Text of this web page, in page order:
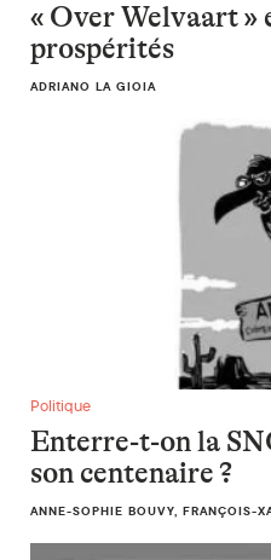
« Over Welvaart »
prospérités
ADRIANO LA GIOIA
Enterre-t-on la SNCB à
Politique
Enterre-t-on la
son centenaire ?
ANNE-SOPHIE BOUVY, FRANÇOIS-